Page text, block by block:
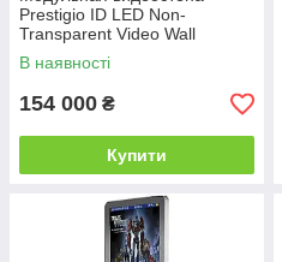
Prestigio ID LED Non-
Transparent Video Wall
(Indoor) / Front Service
2.976PP
В наявності
154 000 ₴
Купити